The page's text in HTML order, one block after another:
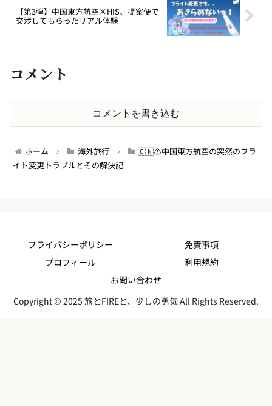
【第3弾】中国東方航空×HIS、提案便で
交渉してもらったリアル体験
コメント
コメントを書き込む
ホーム 海外旅行
🇨🇳⚠️中国東方航空の突然のフラ
イト変更トラブルとその解決記
プライバシーポリシー
免責事項
プロフィール
利用規約
お問い合わせ
Copyright © 2025 旅とFIREと、少しの勇気 All Rights Reserved.